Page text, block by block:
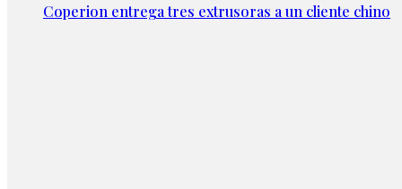
Coperion entrega tres extrusoras a un cliente chino